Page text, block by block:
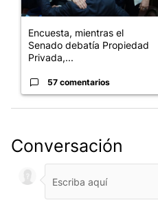
Encuesta, mientras el
Senado debatía Propiedad
Privada,...
57 comentarios
Conversación